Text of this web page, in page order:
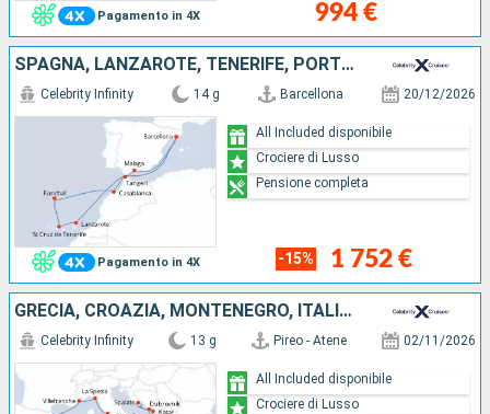
Pagamento in 4X 994 €
SPAGNA, LANZAROTE, TENERIFE, PORTOGALLO, MAROCCO
Pagamento in 4X
Celebrity Infinity 14 g Barcellona 20/12/2026
-15% 1 752 €
All Included disponibile
Crociere di Lusso
Pensione completa
GRECIA, CROAZIA, MONTENEGRO, ITALIA, FRANCIA, SPAGNA
Celebrity Infinity 13 g Pireo - Atene 02/11/2026
All Included disponibile
Crociere di Lusso